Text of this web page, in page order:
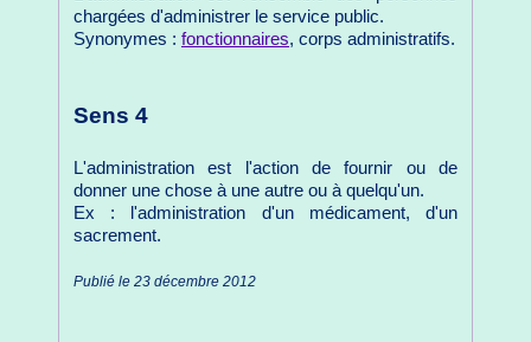
chargées d'administrer le service public.
Synonymes : fonctionnaires, corps administratifs.
Sens 4
L'administration est l'action de fournir ou de
donner une chose à une autre ou à quelqu'un.
Ex : l'administration d'un médicament, d'un
sacrement.
Publié le 23 décembre 2012